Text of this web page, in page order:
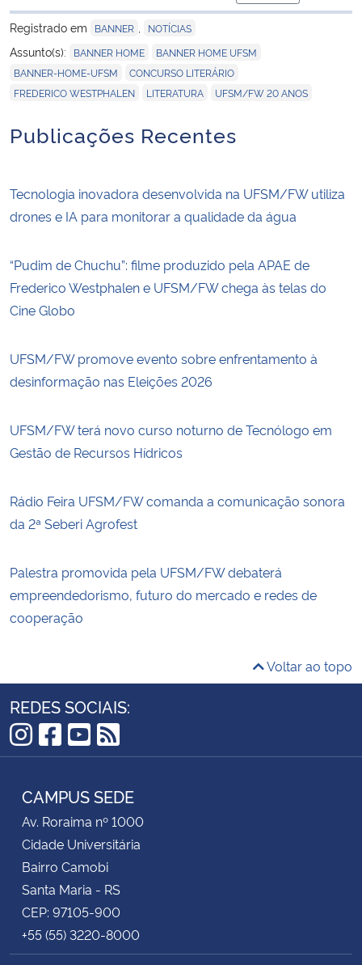
para área de
Registrado em
BANNER NOTÍCIAS
Assunto(s): BANNER HOME BANNER HOME UFSM
BANNER-HOME-UFSM CONCURSO LITERÁRIO
FREDERICO WESTPHALEN LITERATURA UFSM/FW 20 ANOS
Publicações Recentes
Tecnologia inovadora desenvolvida na UFSM/FW utiliza
drones e IA para monitorar a qualidade da água
“Pudim de Chuchu”: filme produzido pela APAE de
Frederico Westphalen e UFSM/FW chega às telas do
Cine Globo
UFSM/FW promove evento sobre enfrentamento à
desinformação nas Eleições 2026
UFSM/FW terá novo curso noturno de Tecnólogo em
Gestão de Recursos Hídricos
Rádio Feira UFSM/FW comanda a comunicação sonora
da 2ª Seberi Agrofest
Palestra promovida pela UFSM/FW debaterá
empreendedorismo, futuro do mercado e redes de
cooperação
Voltar ao topo
REDES SOCIAIS:
Instagram
Facebook
YouTube
RSS
CAMPUS SEDE
Av. Roraima nº 1000
Cidade Universitária
Bairro Camobi
Santa Maria - RS
CEP: 97105-900
+55 (55) 3220-8000